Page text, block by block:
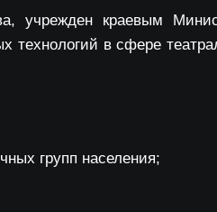
учрежден краевым
технологий в сфере
групп населения;